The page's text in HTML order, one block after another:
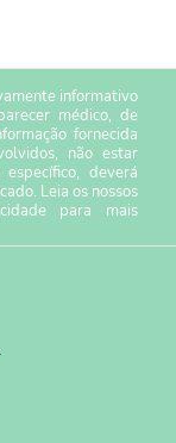
informativo
médico, de
fornecida
não estar
deverá
Leia os nossos
para mais